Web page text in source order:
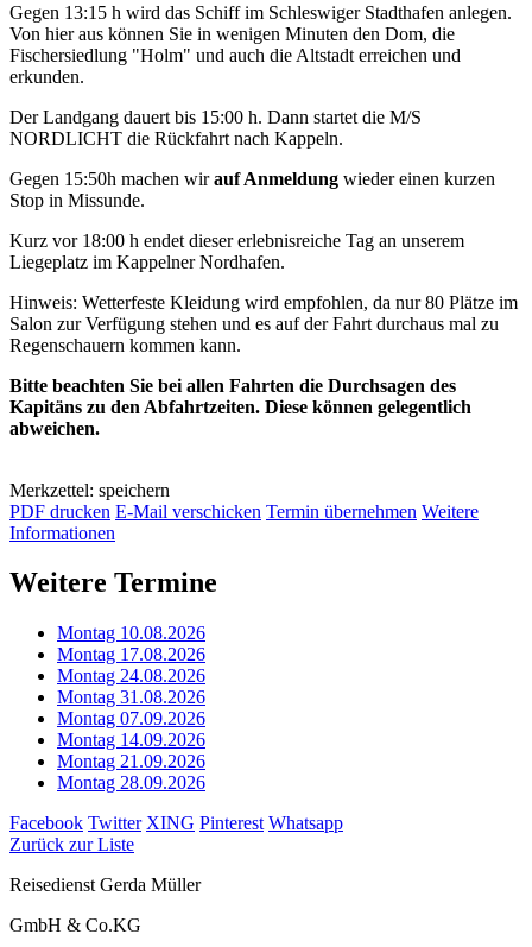
Gegen 13:15 h wird das Schiff im Schleswiger Stadthafen anlegen.
Von hier aus können Sie in wenigen Minuten den Dom, die
Fischersiedlung "Holm" und auch die Altstadt erreichen und
erkunden.
Der Landgang dauert bis 15:00 h. Dann startet die M/S
NORDLICHT die Rückfahrt nach Kappeln.
Gegen 15:50h machen wirauf Anmeldung wieder einen kurzen
Stop in Missunde.
Kurz vor 18:00 h endet dieser erlebnisreiche Tag an unserem
Liegeplatz im Kappelner Nordhafen.
Hinweis: Wetterfeste Kleidung wird empfohlen, da nur 80 Plätze im
Salon zur Verfügung stehen und es auf der Fahrt durchaus mal zu
Regenschauern kommen kann.
Bitte beachten Sie bei allen Fahrten die Durchsagen des
Kapitäns zu den Abfahrtzeiten. Diese können gelegentlich
abweichen.
Merkzettel: speichern
PDF drucken E-Mail verschicken Termin übernehmen Weitere
Informationen
Weitere Termine
Montag 10.08.2026
Montag 17.08.2026
Montag 24.08.2026
Montag 31.08.2026
Montag 07.09.2026
Montag 14.09.2026
Montag 21.09.2026
Montag 28.09.2026
Facebook Twitter XING Pinterest Whatsapp
Zurück zur Liste
Reisedienst Gerda Müller
GmbH & Co.KG